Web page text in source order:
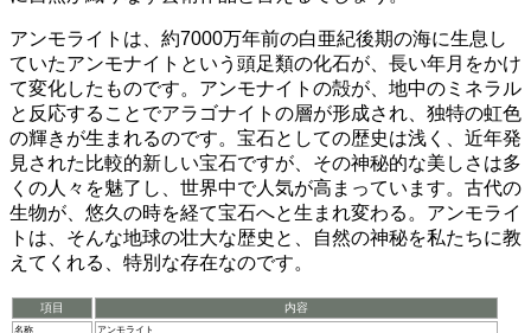
アンモライトは、約7000万年前の白亜紀後期の海に生息し
ていたアンモナイトという頭足類の化石が、長い年月をかけ
て変化したものです。アンモナイトの殻が、地中のミネラル
と反応することでアラゴナイトの層が形成され、独特の虹色
の輝きが生まれるのです。 宝石としての歴史は浅く、近年発
見された比較的新しい宝石ですが、その神秘的な美しさは多
くの人々を魅了し、世界中で人気が高まっています。 古代の
生物が、悠久の時を経て宝石へと生まれ変わる。アンモライ
トは、そんな地球の壮大な歴史と、自然の神秘を私たちに教
えてくれる、特別な存在なのです。
項目 内容
名称
アンモライト